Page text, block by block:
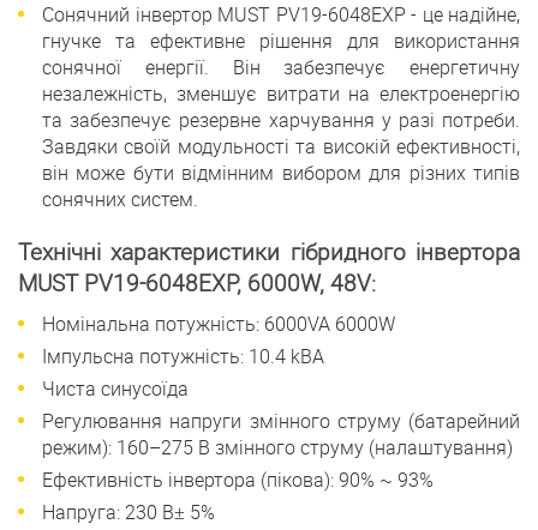
Сонячний інвертор MUST PV19-6048EXP - це надійне,
гнучке та ефективне рішення для використання
сонячної енергії. Він забезпечує енергетичну
незалежність, зменшує витрати на електроенергію
та забезпечує резервне харчування у разі потреби.
Завдяки своїй модульності та високій ефективності,
він може бути відмінним вибором для різних типів
сонячних систем.
Технічні характеристики гібридного інвертора
MUST PV19-6048EXP, 6000W, 48V:
Номінальна потужність: 6000VA 6000W
Імпульсна потужність: 10.4 kВА
Чиста синусоїда
Регулювання напруги змінного струму (батарейний
режим): 160–275 В змінного струму (налаштування)
Ефективність інвертора (пікова): 90% ~ 93%
Напруга: 230 В± 5%